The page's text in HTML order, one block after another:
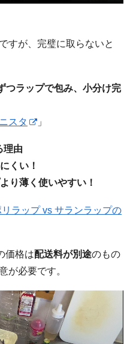
すが、完璧に取らないと
つラップで包み、小分け完
スタ 」
理由
くい！
り薄く使いやすい！
ラップ vs サランラップの
価格は配送料が別途のもの
が必要です。